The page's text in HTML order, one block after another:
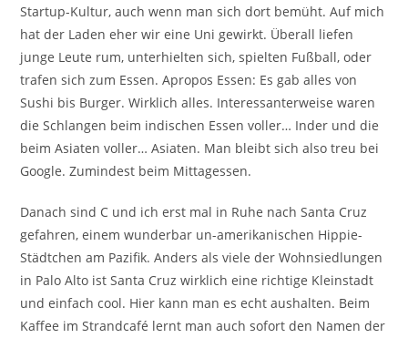
Startup-Kultur, auch wenn man sich dort bemüht. Auf mich
hat der Laden eher wir eine Uni gewirkt. Überall liefen
junge Leute rum, unterhielten sich, spielten Fußball, oder
trafen sich zum Essen. Apropos Essen: Es gab alles von
Sushi bis Burger. Wirklich alles. Interessanterweise waren
die Schlangen beim indischen Essen voller… Inder und die
beim Asiaten voller… Asiaten. Man bleibt sich also treu bei
Google. Zumindest beim Mittagessen.
Danach sind C und ich erst mal in Ruhe nach Santa Cruz
gefahren, einem wunderbar un-amerikanischen Hippie-
Städtchen am Pazifik. Anders als viele der Wohnsiedlungen
in Palo Alto ist Santa Cruz wirklich eine richtige Kleinstadt
und einfach cool. Hier kann man es echt aushalten. Beim
Kaffee im Strandcafé lernt man auch sofort den Namen der